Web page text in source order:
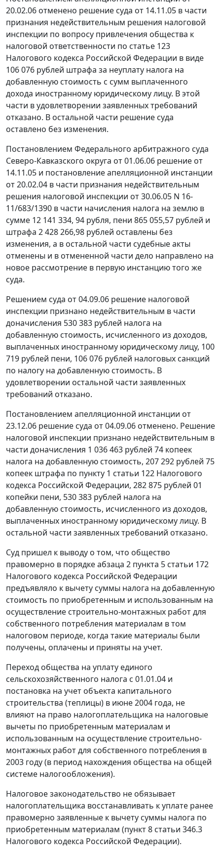
20.02.06 отменено решение суда от 14.11.05 в части
признания недействительным решения налоговой
инспекции по вопросу привлечения общества к
налоговой ответственности по статье 123
Налогового кодекса Российской Федерации в виде
106 076 рублей штрафа за неуплату налога на
добавленную стоимость с сумм выплаченного
дохода иностранному юридическому лицу. В этой
части в удовлетворении заявленных требований
отказано. В остальной части решение суда
оставлено без изменения.
Постановлением Федерального арбитражного суда
Северо-Кавказского округа от 01.06.06 решение от
14.11.05 и постановление апелляционной инстанции
от 20.02.04 в части признания недействительным
решения налоговой инспекции от 30.06.05 N 16-
11/683/1390 в части начисления налога на землю в
сумме 12 141 334, 94 рубля, пени 865 055,57 рублей и
штрафа 2 428 266,98 рублей оставлены без
изменения, а в остальной части судебные акты
отменены и в отмененной части дело направлено на
новое рассмотрение в первую инстанцию того же
суда.
Решением суда от 04.09.06 решение налоговой
инспекции признано недействительным в части
доначисления 530 383 рублей налога на
добавленную стоимость, исчисленного из доходов,
выплаченных иностранному юридическому лицу, 100
719 рублей пени, 106 076 рублей налоговых санкций
по налогу на добавленную стоимость. В
удовлетворении остальной части заявленных
требований отказано.
Постановлением апелляционной инстанции от
23.12.06 решение суда от 04.09.06 отменено. Решение
налоговой инспекции признано недействительным в
части доначисления 1 036 463 рублей 74 копеек
налога на добавленную стоимость, 207 292 рублей 75
копеек штрафа по пункту 1 статьи 122 Налогового
кодекса Российской Федерации, 282 875 рублей 01
копейки пени, 530 383 рублей налога на
добавленную стоимость, исчисленного из доходов,
выплаченных иностранному юридическому лицу. В
остальной части заявленных требований отказано.
Суд пришел к выводу о том, что общество
правомерно в порядкеабзаца 2 пункта 5 статьи 172
Налогового кодекса Российской Федерации
предъявляло к вычету суммы налога на добавленную
стоимость по приобретенным и использованным на
осуществление строительно-монтажных работ для
собственного потребления материалам в том
налоговом периоде, когда такие материалы были
получены, оплачены и приняты на учет.
Переход общества на уплату единого
сельскохозяйственного налога с 01.01.04 и
постановка на учет объекта капитального
строительства (теплицы) в июне 2004 года, не
влияют на право налогоплательщика на налоговые
вычеты по приобретенным материалам и
использованным на осуществление строительно-
монтажных работ для собственного потребления в
2003 году (в период нахождения общества на общей
системе налогообложения).
Налоговое законодательство не обязывает
налогоплательщика восстанавливать к уплате ранее
правомерно заявленные к вычету суммы налога по
приобретенным материалам (пункт 8 статьи 346.3
Налогового кодекса Российской Федерации).